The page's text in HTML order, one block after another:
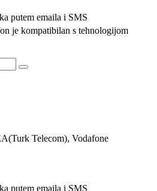
putem emaila i SMS
je kompatibilan s tehnologijom
Telecom), Vodafone
putem emaila i SMS